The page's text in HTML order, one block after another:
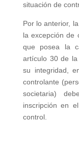
situación de
Por lo anterior,
la excepción de
que posea la
artículo 30 de
su integridad,
controlante
societaria)
inscripción en
control.